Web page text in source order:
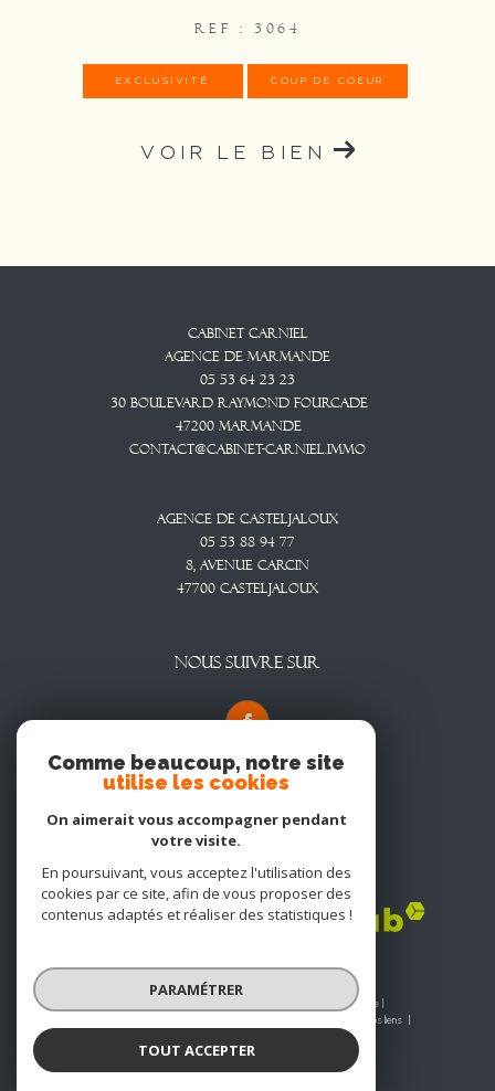
REF : 3064
EXCLUSIVITÉ COUP DE COEUR
VOIR LE BIEN
Cabinet CARNIEL
Agence De Marmande
05 53 64 23 23
30 Boulevard Raymond Fourcade
47200
Marmande
contact@cabinet-carniel.immo
Agence De Casteljaloux
05 53 88 94 77
8, Avenue CARCIN
47700
CASTELJALOUX
NOUS SUIVRE SUR
Adhérents
© 2026 | Tous droits réservés | Traduction powered by Google |
Nos liens
Comme beaucoup, notre site
utilise les cookies
On aimerait vous accompagner pendant
votre visite.
En poursuivant, vous acceptez l'utilisation des
cookies par ce site, afin de vous proposer des
contenus adaptés et réaliser des statistiques !
PARAMÉTRER
TOUT ACCEPTER